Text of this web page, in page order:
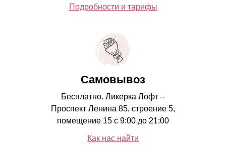
Подробности и тарифы
Бесплатно. Ликерка Лофт –
Проспект Ленина 85, строение 5,
помещение 15 с 9:00 до 21:00
Самовывоз
Как нас найти